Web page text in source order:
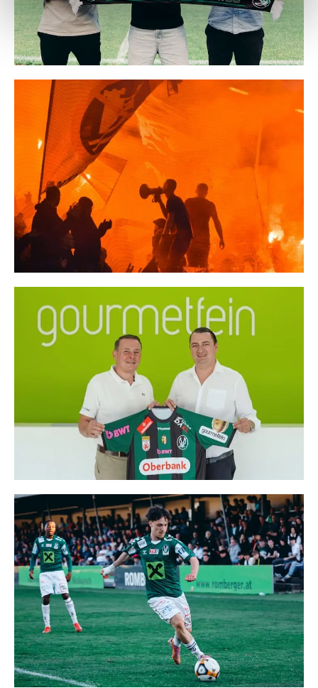
Weitere Details, insbesondere zu Speicherdauer und
Empfänger entnehmen Sie unserer